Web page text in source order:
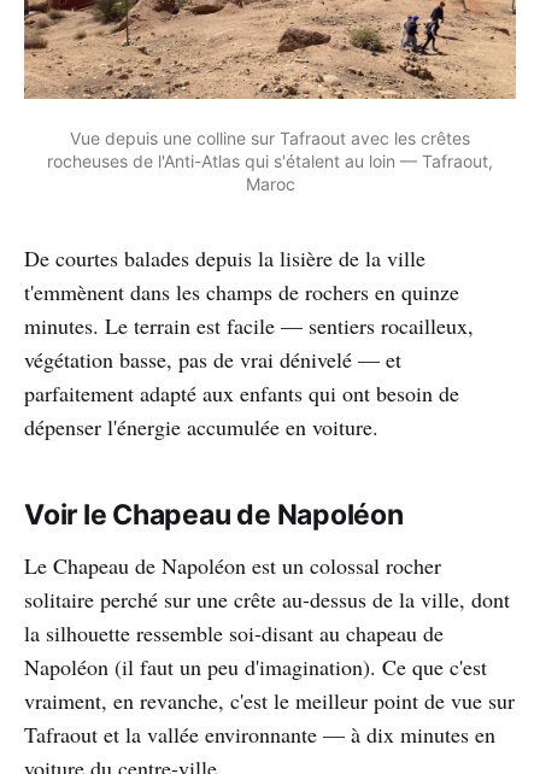
Vue depuis une colline sur Tafraout avec les crêtes
rocheuses de l'Anti-Atlas qui s'étalent au loin — Tafraout,
Maroc
De courtes balades depuis la lisière de la ville
t'emmènent dans les champs de rochers en quinze
minutes. Le terrain est facile — sentiers rocailleux,
végétation basse, pas de vrai dénivelé — et
parfaitement adapté aux enfants qui ont besoin de
dépenser l'énergie accumulée en voiture.
Voir le Chapeau de Napoléon
Le Chapeau de Napoléon est un colossal rocher
solitaire perché sur une crête au-dessus de la ville, dont
la silhouette ressemble soi-disant au chapeau de
Napoléon (il faut un peu d'imagination). Ce que c'est
vraiment, en revanche, c'est le meilleur point de vue sur
Tafraout et la vallée environnante — à dix minutes en